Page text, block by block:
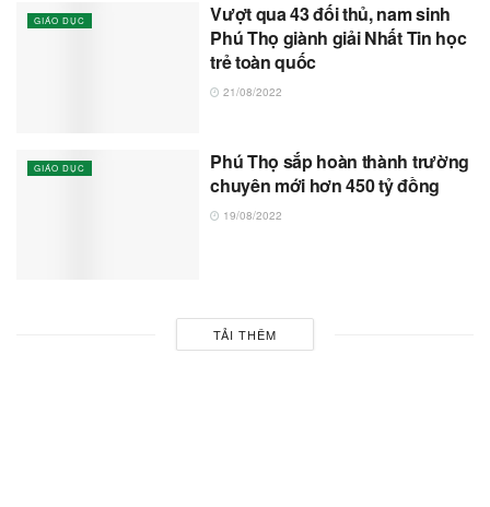
GIÁO DỤC
Vượt qua 43 đối thủ, nam sinh
Phú Thọ giành giải Nhất Tin học
trẻ toàn quốc
21/08/2022
GIÁO DỤC
Phú Thọ sắp hoàn thành trường
chuyên mới hơn 450 tỷ đồng
19/08/2022
TẢI THÊM